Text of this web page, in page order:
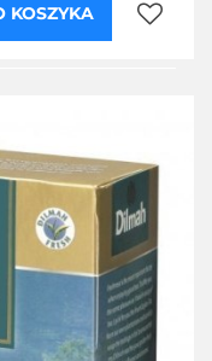
KOSZYKA